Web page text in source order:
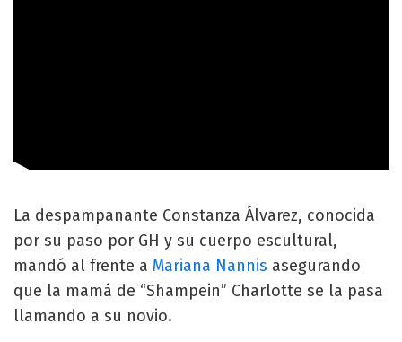
La despampanante Constanza Álvarez, conocida
por su paso por GH y su cuerpo escultural,
mandó al frente a Mariana Nannis asegurando
que la mamá de “Shampein” Charlotte se la pasa
llamando a su novio.